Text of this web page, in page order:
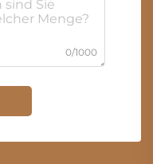
0/1000